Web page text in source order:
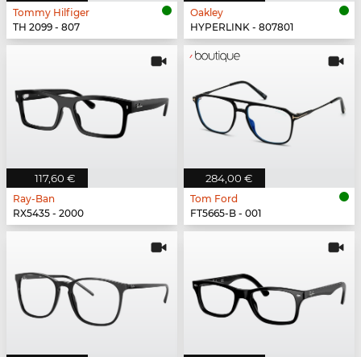
Tommy Hilfiger
TH 2099 - 807
Oakley
HYPERLINK - 807801
117,60 €
Ray-Ban
RX5435 - 2000
284,00 €
Tom Ford
FT5665-B - 001